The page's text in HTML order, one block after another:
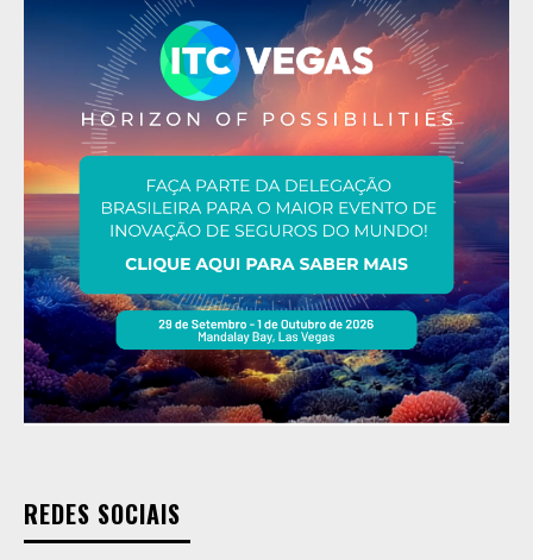
REDES SOCIAIS